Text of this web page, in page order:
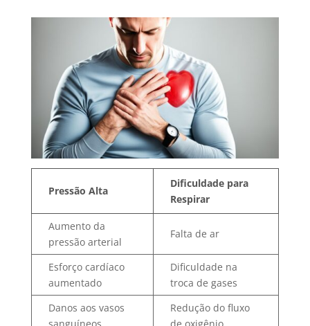
Pressão Alta
Dificuldade para
Respirar
Aumento da
pressão arterial
Falta de ar
Esforço cardíaco
aumentado
Dificuldade na
troca de gases
Danos aos vasos
sanguíneos
Redução do fluxo
de oxigênio